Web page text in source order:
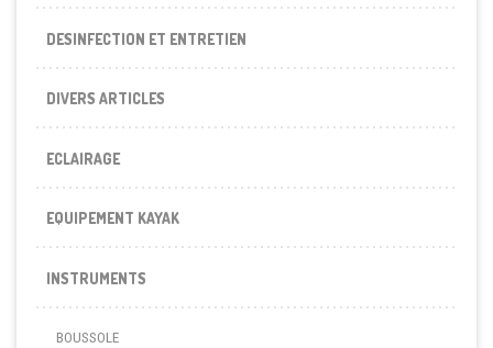
DESINFECTION ET ENTRETIEN
DIVERS ARTICLES
ECLAIRAGE
EQUIPEMENT KAYAK
INSTRUMENTS
BOUSSOLE